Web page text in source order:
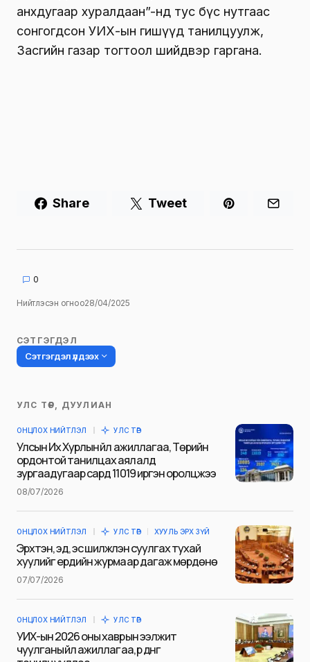
анхдугаар хуралдаан”-нд тус бүс нутгаас
сонгогдсон УИХ-ын гишүүд танилцуулж,
Засгийн газар тогтоол шийдвэр гаргана.
Share Tweet
0
Нийтлэсэн огноо28/04/2025
СЭТГЭГДЭЛ
Сэтгэгдэл үлдээх
Таны имэйл хаягийг нийтлэхгүй.
тэмдэглэсэн
Сэтгэгдэл*
Name
УЛС ТӨР, ДУУЛИАН
ОНЦЛОХ НИЙТЛЭЛ УЛС ТӨР
Улсын Их Хурлын үйл ажиллагаа, Төрийн
ордонтой танилцах аялалд
зургаадугаар сард 11019 иргэн оролцжээ
08/07/2026
ОНЦЛОХ НИЙТЛЭЛ УЛС ТӨР ХУУЛЬ ЭРХ ЗҮЙ
Эрхтэн, эд, эс шилжүүлэн суулгах тухай
хуулийг ердийн журмаар дагаж мөрдөнө
07/07/2026
ОНЦЛОХ НИЙТЛЭЛ УЛС ТӨР
УИХ-ын 2026 оны хаврын ээлжит
чуулганы үйл ажиллагаа, үр дүнг